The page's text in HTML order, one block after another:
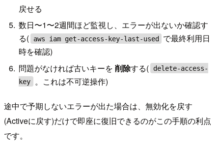
戻せる
数日〜1〜2週間ほど監視し、エラーが出ないか確認す
る(
aws iam get-access-key-last-used で最終利用日
時を確認)
問題がなければ古いキーを削除する(
delete-access-
key
。これは不可逆操作)
途中で予期しないエラーが出た場合は、無効化を戻す
(Activeに戻す)だけで即座に復旧できるのがこの手順の利点
です。